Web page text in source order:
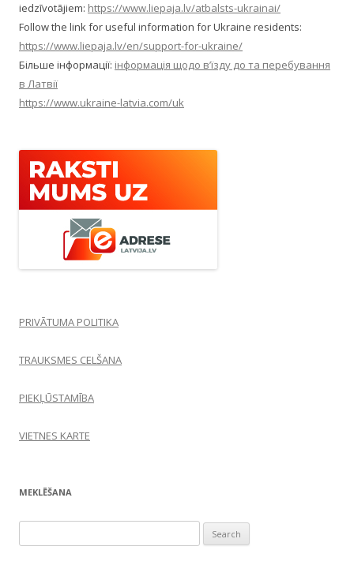
iedzīvotājiem: https://www.liepaja.lv/atbalsts-ukrainai/
Follow the link for useful information for Ukraine residents:
https://www.liepaja.lv/en/support-for-ukraine/
Більше інформації: інформація щодо в’їзду до та перебування
в Латвії
https://www.ukraine-latvia.com/uk
PRIVĀTUMA POLITIKA
TRAUKSMES CELŠANA
PIEKĻŪSTAMĪBA
VIETNES KARTE
MEKLĒŠANA
for: